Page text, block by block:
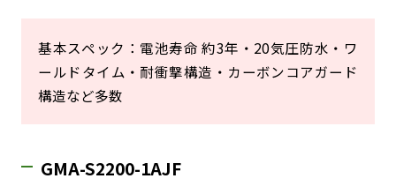
基本スペック：電池寿命 約3年・20気圧防水・ワ
ールドタイム・耐衝撃構造・カーボンコアガード
構造など多数
GMA-S2200-1AJF